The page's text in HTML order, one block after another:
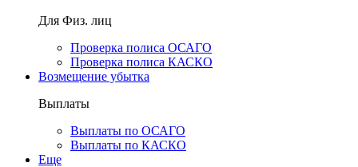
Для Физ. лиц
Проверка полиса ОСАГО
Проверка полиса КАСКО
Возмещение убытка
Выплаты
Выплаты по ОСАГО
Выплаты по КАСКО
Еще